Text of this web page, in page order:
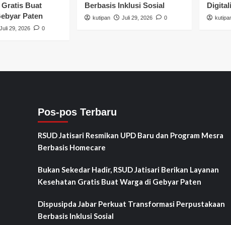
Gratis Buat
Paten
Juli 29, 2026 0
Berbasis Inklusi Sosial
kutipan Juli 29, 2026 0
Pos-pos Terbaru
RSUD Jatisari Resmikan UPD Baru dan Program Mesra
Berbasis Homecare
Bukan Sekedar Hadir, RSUD Jatisari Berikan Layanan
Kesehatan Gratis Buat Warga di Gebyar Paten
Dispusipda Jabar Perkuat Transformasi Perpustakaan
Berbasis Inklusi Sosial